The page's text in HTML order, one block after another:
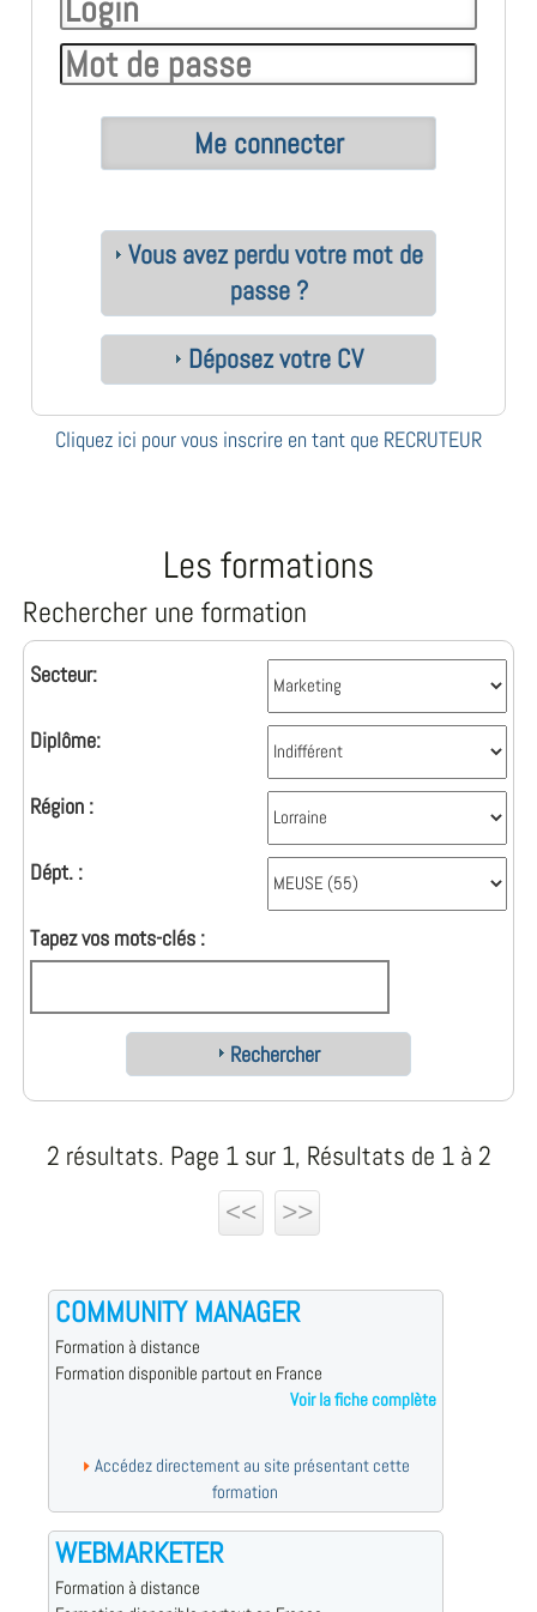
Vous avez perdu votre mot de
passe ?
Déposez votre CV
Cliquez ici pour vous inscrire en tant que RECRUTEUR
Les formations
Rechercher une formation
Secteur:
Diplôme:
Région :
Dépt. :
Tapez vos mots-clés :
Rechercher
2 résultats. Page 1 sur 1, Résultats de 1 à 2
<<
>>
COMMUNITY MANAGER
Formation à distance
Formation disponible partout en France
Voir la fiche complète
Accédez directement au site présentant cette
formation
WEBMARKETER
Formation à distance